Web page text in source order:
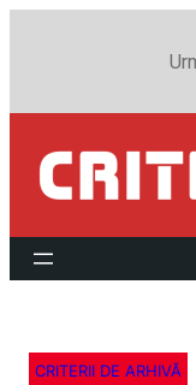
CRITERII DE ARHIVĂ